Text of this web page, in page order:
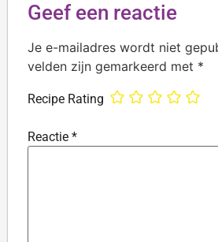
Geef een reactie
Je e-mailadres wordt niet
velden zijn gemarkeerd met *
Recipe Rating
Reactie *